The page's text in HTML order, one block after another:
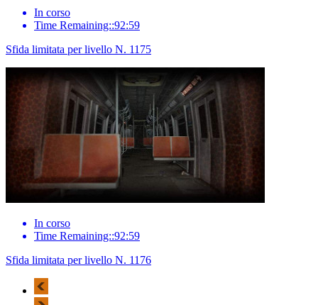
In corso
Time Remaining::92:59
Sfida limitata per livello N. 1175
In corso
Time Remaining::92:59
Sfida limitata per livello N. 1176